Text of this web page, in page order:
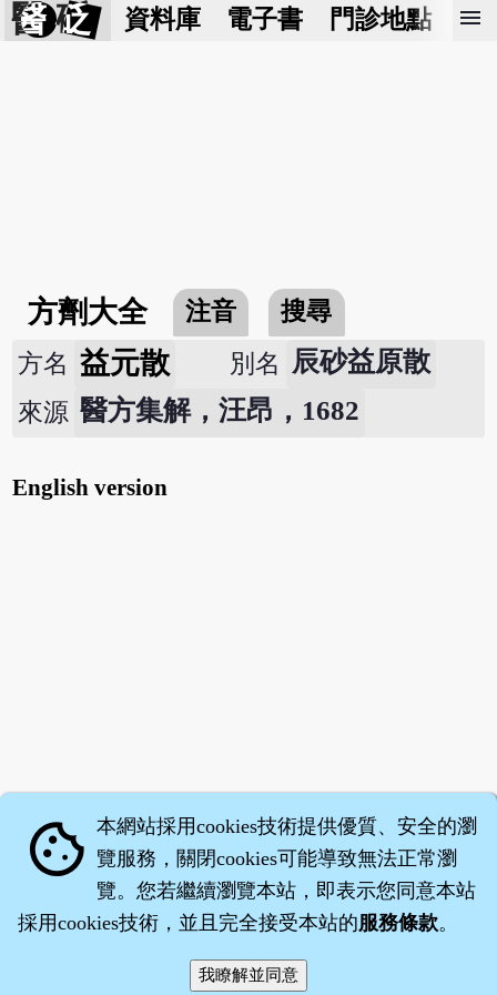
醫 砭 資料庫 電子書 門診地點 預
menu
方劑大全 注音
搜尋
方名 益元散 別名 辰砂益原散
來源 醫方集解，汪昂，1682
English version
‧沈藥子©2008～2026
cookie 本網站採用cookies技術提供優質、安全的瀏
覽服務，關閉cookies可能導致無法正常瀏
覽。您若繼續瀏覽本站，即表示您同意本站
採用cookies技術，並且完全接受本站的服務條款。